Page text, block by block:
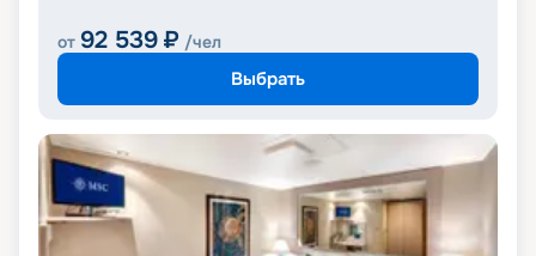
от 92 539 ₽ /чел
Выбрать